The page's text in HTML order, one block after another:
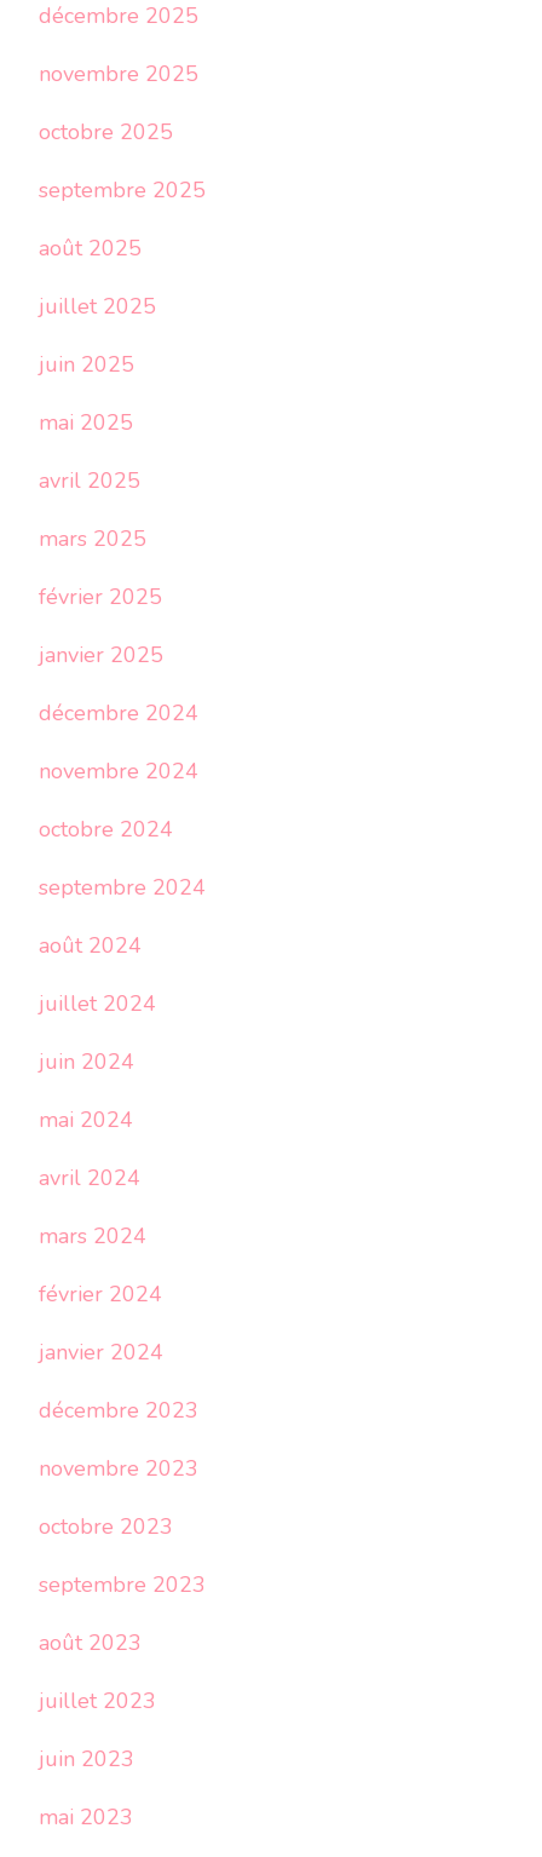
décembre 2025
novembre 2025
octobre 2025
septembre 2025
août 2025
juillet 2025
juin 2025
mai 2025
avril 2025
mars 2025
février 2025
janvier 2025
décembre 2024
novembre 2024
octobre 2024
septembre 2024
août 2024
juillet 2024
juin 2024
mai 2024
avril 2024
mars 2024
février 2024
janvier 2024
décembre 2023
novembre 2023
octobre 2023
septembre 2023
août 2023
juillet 2023
juin 2023
mai 2023